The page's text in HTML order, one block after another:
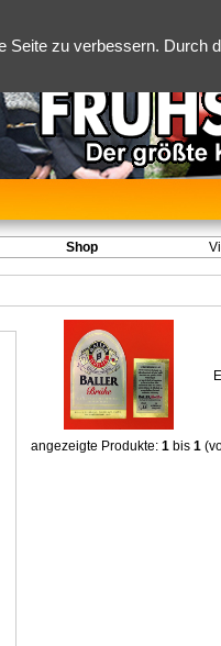
Seite zu verbessern. Durch
Shop
angezeigte Produkte: 1 bis 1